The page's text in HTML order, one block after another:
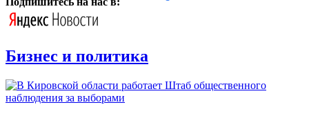
Бизнес и политика